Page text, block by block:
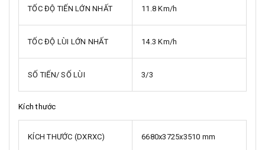
TỐC ĐỘ TIẾN LỚN NHẤT 11.8 Km/h
TỐC ĐỘ LÙI LỚN NHẤT 14.3 Km/h
SỐ TIẾN/ SỐ LÙI 3/3
Kích thước
KÍCH THƯỚC (DXRXC) 6680x3725x3510 mm